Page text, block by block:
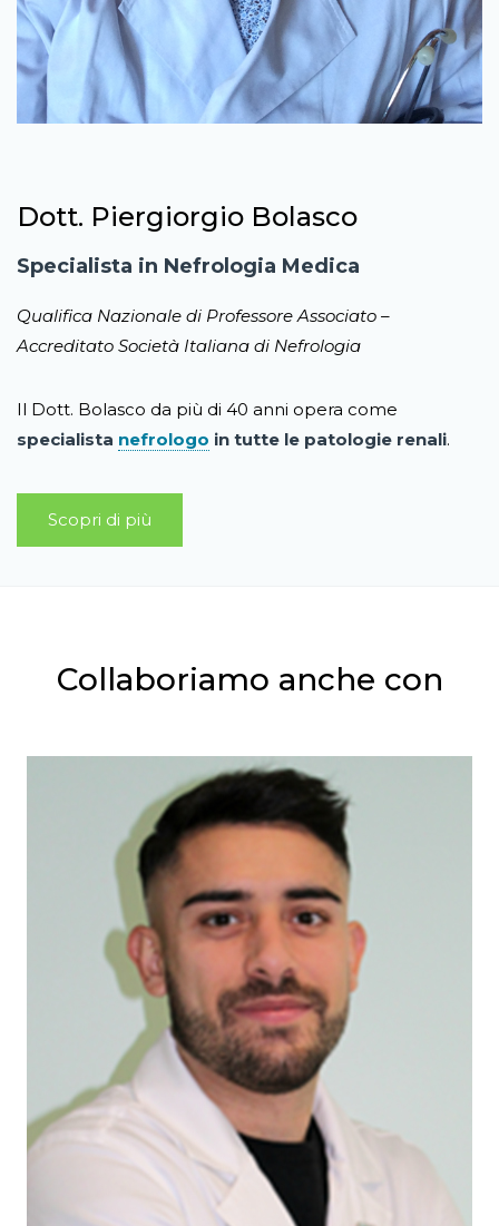
Dott. Piergiorgio Bolasco
Specialista in Nefrologia Medica
Qualifica Nazionale di Professore Associato –
Accreditato Società Italiana di Nefrologia
Il Dott. Bolasco da più di 40 anni opera come
specialista nefrologo in tutte le patologie renali.
Scopri di più
Collaboriamo anche con